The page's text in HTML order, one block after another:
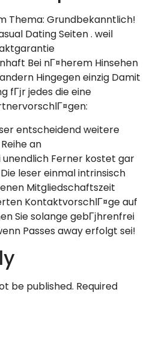
Thema: Grundbekanntlich!
Dating Seiten . weil
Bei nГ¤herem Hinsehen
Hingegen einzig Damit
fГјr jedes die eine
entscheidend weitere
an
Ferner kostet gar
leser einmal intrinsisch
Mitgliedschaftszeit
KontaktvorschlГ¤ge auf
Sie solange gebГјhrenfrei
Passes away erfolgt sei!
be published. Required